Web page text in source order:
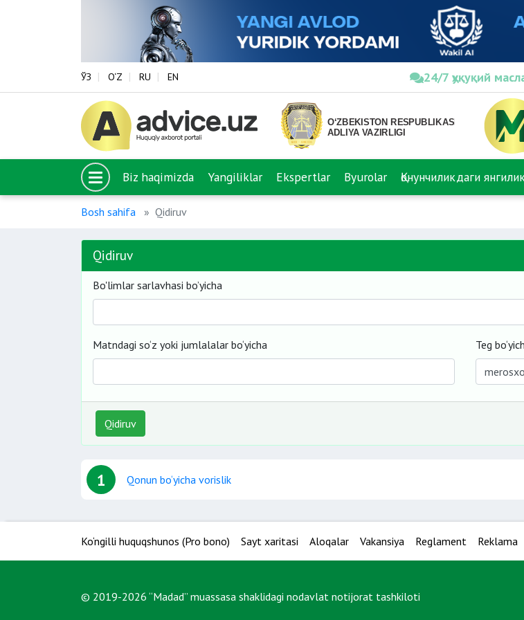
ЎЗ O‘Z RU EN 24/7 ҳуқуқий
Biz haqimizda Yangiliklar Ekspertlar Byurolar Қонунчиликдаги
Bosh sahifa Qidiruv
Qidiruv
Bo'limlar sarlavhasi bo’yicha
Matndagi so‘z yoki jumlalalar bo‘yicha Teg
Qidiruv
1 Qonun bo‘yicha vorislik
Ko‘ngilli huquqshunos (Pro bono) Sayt xaritasi Aloqalar Vakansiya Reglament Reklama
© 2019-2026 “Madad” muassasa shaklidagi nodavlat notijorat tashkiloti